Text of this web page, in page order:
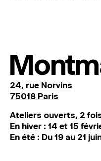
24, rue Norvins
75018 Paris
Ateliers ouverts, 2
En hiver : 14 et 15
En été : Du 19 au 21